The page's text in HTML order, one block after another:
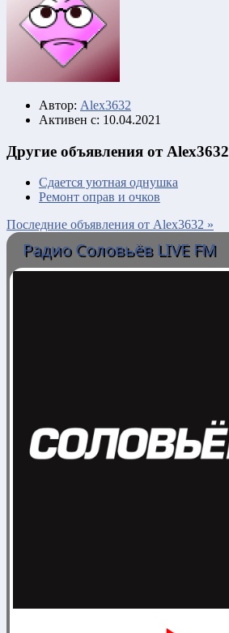
Автор: Alex3632
Активен с: 10.04.2021
Другие объявления от Alex3632
Сдается уютная однушка
Ремонт оправ и очков
Последние объявления от Alex3632 »
Радио Соловьёв LIVE FM